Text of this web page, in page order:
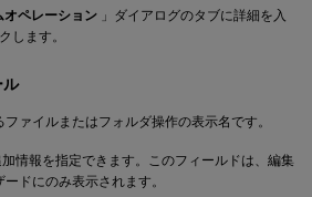
オペレーション 」ダイアログのタブに詳細を入
します。
ル
ファイルまたはフォルダ操作の表示名です。
情報を指定できます。このフィールドは、編集
ドにのみ表示されます。